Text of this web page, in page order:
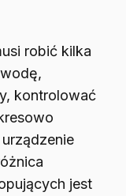
robić kilka
kontrolować
jest